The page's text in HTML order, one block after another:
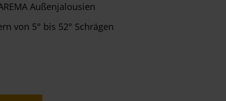
Außenjalousien
von 5° bis 52° Schrägen